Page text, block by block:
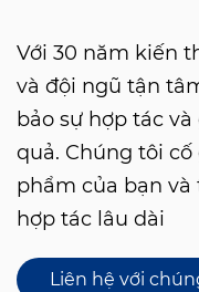
Với 30 năm kiến
và đội ngũ tận
bảo sự hợp tác
quả. Chúng tôi
phẩm của bạn
hợp tác lâu dài
Liên hệ với